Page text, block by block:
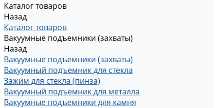
Каталог товаров
Назад
Каталог товаров
Вакуумные подъемники (захваты)
Назад
Вакуумные подъемники (захваты)
Вакуумный подъемник для стекла
Зажим для стекла (пинза)
Вакуумный подъемник для металла
Вакуумные подъемники для камня